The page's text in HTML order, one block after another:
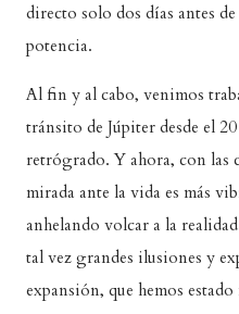
directo solo dos días antes
potencia.
Al fin y al cabo, venimos
tránsito de Júpiter desde el
retrógrado. Y ahora, con las
mirada ante la vida es más
anhelando volcar a la
tal vez grandes ilusiones y
expansión, que hemos